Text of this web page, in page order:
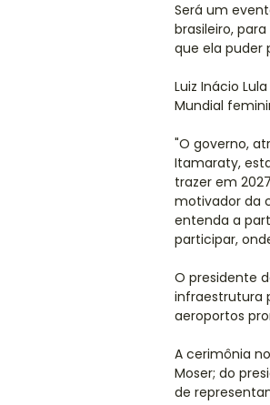
Será um
brasileiro,
que ela puder
Luiz Inácio
Mundial
"O governo,
Itamaraty,
trazer em
motivador da
entenda a
participar,
O presidente
infraestrutura
aeroportos
A cerimônia
Moser; do
de